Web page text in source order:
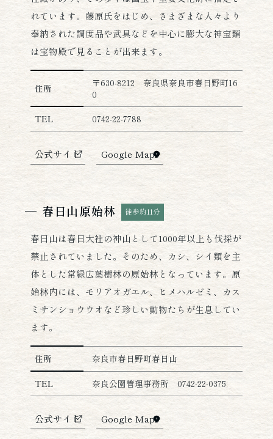
れています。藤原氏をはじめ、さまざまな人々より
奉納された調度品や武具などを中心に膨大な神宝類
は宝物殿で見ることが出来ます。
春日大社の詳細情報
住所
〒630-8212 奈良県奈良市春日野町16
0
TEL
0742-22-7788
公式サイト Google Maps
春日山原始林 徒歩約11分
春日山は春日大社の神山として1000年以上も伐採が
禁止されていました。そのため、カシ、シイ類を主
体とした常緑広葉樹林の原始林となっています。原
始林内には、モリアオガエル、ヒメハルゼミ、カス
ミサンショウウオなど珍しい動物たちが生息してい
ます。
春日山原始林の詳細情報
住所 奈良市春日野町春日山
TEL 奈良公園管理事務所 0742-22-0375
公式サイト Google Maps